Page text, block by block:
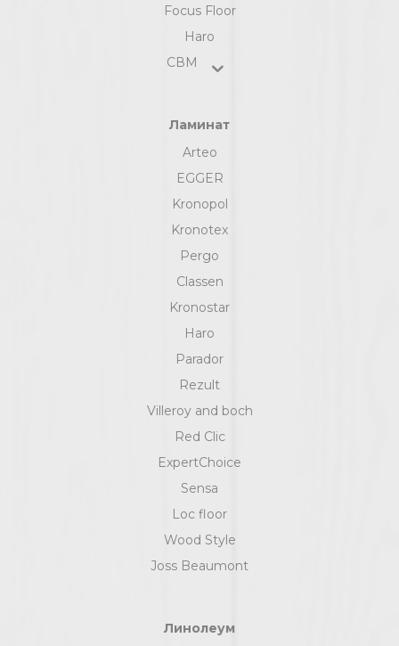
Focus Floor
Haro
СВМ
Ламинат
Arteo
EGGER
Kronopol
Kronotex
Pergo
Classen
Kronostar
Haro
Parador
Rezult
Villeroy and boch
Red Clic
ExpertChoice
Sensa
Loc floor
Wood Style
Joss Beaumont
Линолеум